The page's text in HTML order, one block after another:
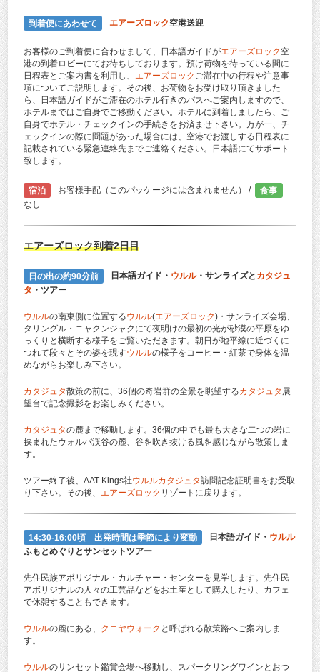
到着便にあわせて エアーズロック空港送迎
お客様のご到着便に合わせまして、日本語ガイドがエアーズロック 空
港の到着ロビーにてお待ちしております。預け荷物を待っている間に
日程表とご案内書を利用し、 エアーズロック ご滞在中の行程や注意事
項についてご説明します。その後、お荷物をお受け取り頂きました
ら、日本語ガイドがご滞在のホテル行きのバスへご案内しますので、
ホテルまではご自身でご移動ください。ホテルに到着しましたら、ご
自身でホテル・チェックインの手続きをお済ませ下さい。万が一、チ
ェックインの際に問題があった場合には、空港でお渡しする日程表に
記載されている緊急連絡先までご連絡ください。日本語にてサポート
致します。
宿泊 お客様手配（このパッケージには含まれません） /
食事
なし
エアーズロック到着2日目
日の出の約90分前 日本語ガイド・ ウルル・サンライズと カタジュ
タ ・ツアー
ウルルの南東側に位置するウルル(エアーズロック)・サンライズ会場、
タリングル・ニャクンジャクにて夜明けの最初の光が砂漠の平原をゆ
っくりと横断する様子をご覧いただきます。朝日が地平線に近づくに
つれて段々とその姿を現すウルルの様子をコーヒー・紅茶で身体を温
めながらお楽しみ下さい。
カタジュタ散策の前に、36個の奇岩群の全景を眺望するカタジュタ 展
望台で記念撮影をお楽しみください。
カタジュタの麓まで移動します。36個の中でも最も大きな二つの岩に
挟まれたウォルバ渓谷の麓、谷を吹き抜ける風を感じながら散策しま
す。
ツアー終了後、AAT Kings社ウルルカタジュタ訪問記念証明書をお受取
り下さい。その後、 エアーズロック リゾートに戻ります。
14:30-16:00頃 出発時間は季節により変動 日本語ガイド・ ウルル
ふもとめぐりとサンセットツアー
先住民族アボリジナル・カルチャー・センターを見学します。先住民
アボリジナルの人々の工芸品などをお土産として購入したり、カフェ
で休憩することもできます。
ウルルの麓にある、 クニヤウォーク と呼ばれる散策路へご案内しま
す。
ウルルのサンセット鑑賞会場へ移動し、スパークリングワインとおつ